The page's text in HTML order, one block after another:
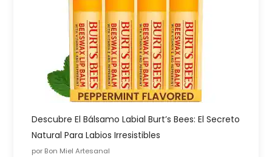
Descubre El Bálsamo Labial Burt’s Bees: El Secreto
Natural Para Labios Irresistibles
por Bon Miel Artesanal